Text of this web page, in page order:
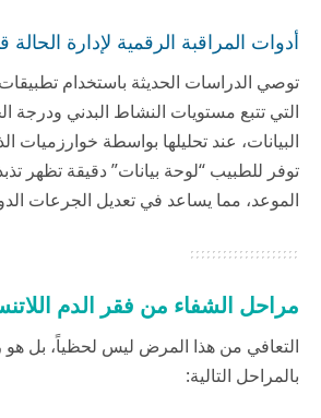
أدوات المراقبة الرقمية لإدارة
توصي الدراسات الحديثة باستخدام
التي تتبع مستويات النشاط البدني ودرجة
البيانات، عند تحليلها بواسطة خوارزميات
توفر للطبيب “لوحة بيانات” دقيقة تظهر
الموعد، مما يساعد في تعديل الجرعات
مراحل الشفاء من فقر الدم
التعافي من هذا المرض ليس لحظياً، بل
بالمراحل التالية: